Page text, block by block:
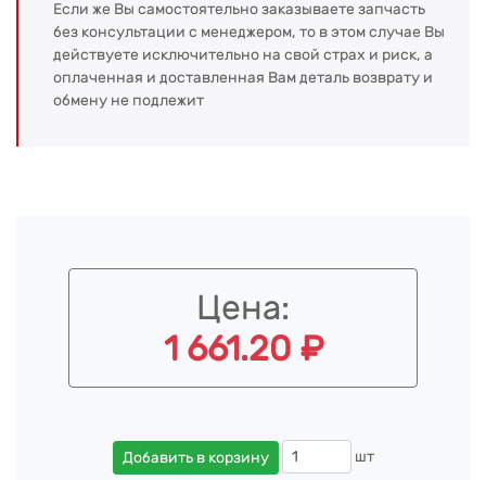
Если же Вы самостоятельно заказываете запчасть
без консультации с менеджером, то в этом случае Вы
действуете исключительно на свой страх и риск, а
оплаченная и доставленная Вам деталь возврату и
обмену не подлежит
Цена:
1 661.20 ₽
Добавить в корзину шт